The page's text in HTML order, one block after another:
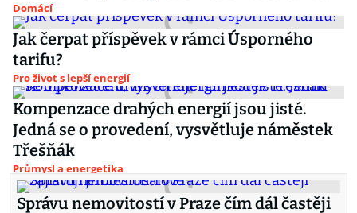
Domácí
Jak čerpat příspěvek v rámci Úsporného
tarifu?
Pro život s lepší energií
Kompenzace drahých energií jsou jisté.
Jedná se o provedení, vysvětluje náměstek
Třešňák
Průmysl a energetika
Správu nemovitostí v Praze čím dál častěji